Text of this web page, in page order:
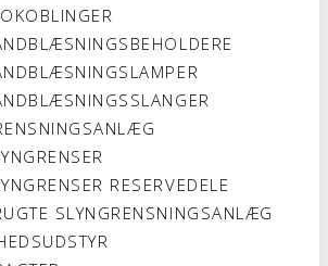
RESERVEDELE
SLYNGRENSNINGSANLÆG